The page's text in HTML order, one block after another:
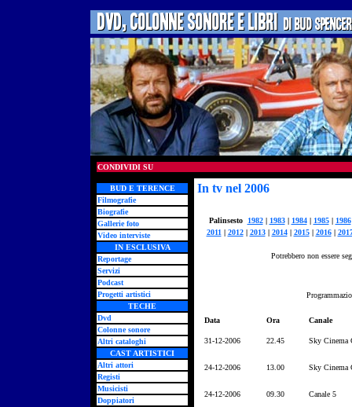
CONDIVIDI SU
BUD E TERENCE
Filmografie
Biografie
Gallerie foto
Video interviste
IN ESCLUSIVA
Reportage
Servizi
Podcast
Progetti artistici
TECHE
Dvd
Colonne sonore
Altri cataloghi
CAST ARTISTICI
Altri attori
Registi
Musicisti
Doppiatori
In tv nel 2006
Palinsesto 1982| 1983| 1984| 1985| 1986
2011 | 2012| 2013| 2014| 2015| 2016|
Potrebbero non essere
Data Ora Canale
31-12-2006 22.45 Sky Cinema
24-12-2006 13.00 Sky Cinema
24-12-2006 09.30 Canale 5